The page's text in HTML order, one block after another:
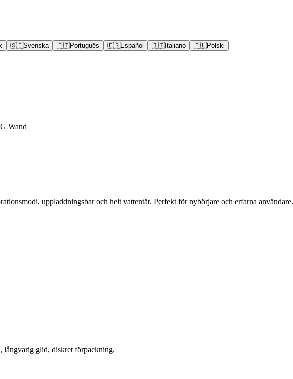
🇸🇪Svenska 🇵🇹Português 🇪🇸Español 🇮🇹Italiano 🇵🇱Polski
Wand
uppladdningsbar och helt vattentät. Perfekt för nybörjare och erfarna användare.
långvarig glid, diskret förpackning.